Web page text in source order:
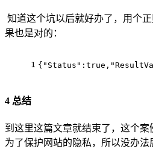
知道这个坑以后就好办了，用个
果也是对的：
1 { "Status" : true ,
4 总结
到这里这篇文章就结束了，这个案
为了保护网站的隐私，所以没办